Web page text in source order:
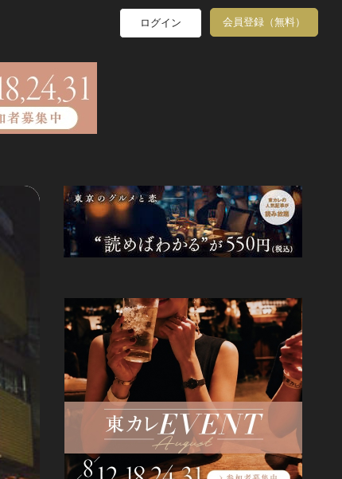
ログイン 会員登録（無料）